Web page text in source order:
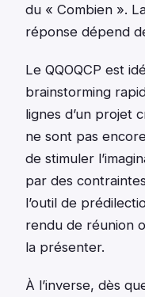
du « Combien ».
réponse dépend
Le QQOQCP est
brainstorming
lignes d’un projet
ne sont pas
de stimuler
par des
l’outil de
rendu de réunion
la présenter.
À l’inverse, dès